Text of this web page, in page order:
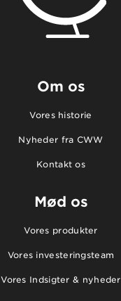
Om os
Vores historie
Nyheder fra CWW
Kontakt os
Mød os
Vores produkter
Vores investeringsteam
Vores Indsigter & nyheder